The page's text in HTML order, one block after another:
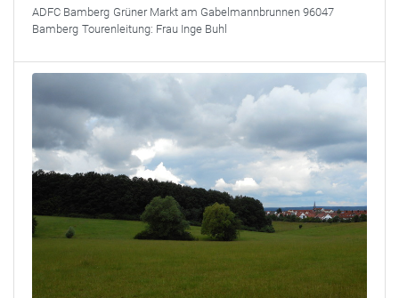
ADFC Bamberg Grüner Markt am Gabelmannbrunnen 96047
Bamberg Tourenleitung: Frau Inge Buhl